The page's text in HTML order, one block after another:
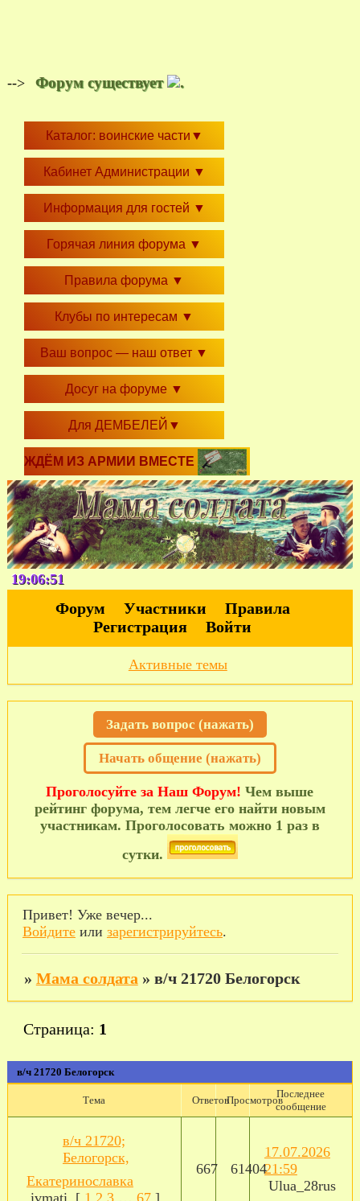
--> Форум существует .
Каталог: воинские части ▼
Кабинет Администрации ▼
Информация для гостей ▼
Горячая линия форума ▼
Правила форума ▼
Клубы по интересам ▼
Ваш вопрос — наш ответ ▼
Досуг на форуме ▼
Для ДЕМБЕЛЕЙ ▼
ЖДЁМ ИЗ АРМИИ ВМЕСТЕ
19:06:51
Форум Участники
Правила
Регистрация
Войти
Активные темы
Задать вопрос (нажать)
Начать общение (нажать)
Проголосуйте за Наш Форум! Чем выше
рейтинг форума, тем легче его найти новым
участникам. Проголосовать можно 1 раз в
сутки.
Привет! Уже вечер...
Войдитеили зарегистрируйтесь.
» Мама солдата » в/ч 21720 Белогорск
в/ч 21720 Белогорск
Страница: 1
Тема ОтветовПросмотров
Последнее
сообщение
в/ч 21720;
Белогорск,
Екатеринославка
ivmati [ 1 2 3 … 67 ]
667 61404
17.07.2026
21:59
Ulua_28rus